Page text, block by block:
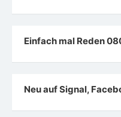
Einfach mal Reden
Neu auf Signal,